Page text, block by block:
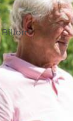
Billom